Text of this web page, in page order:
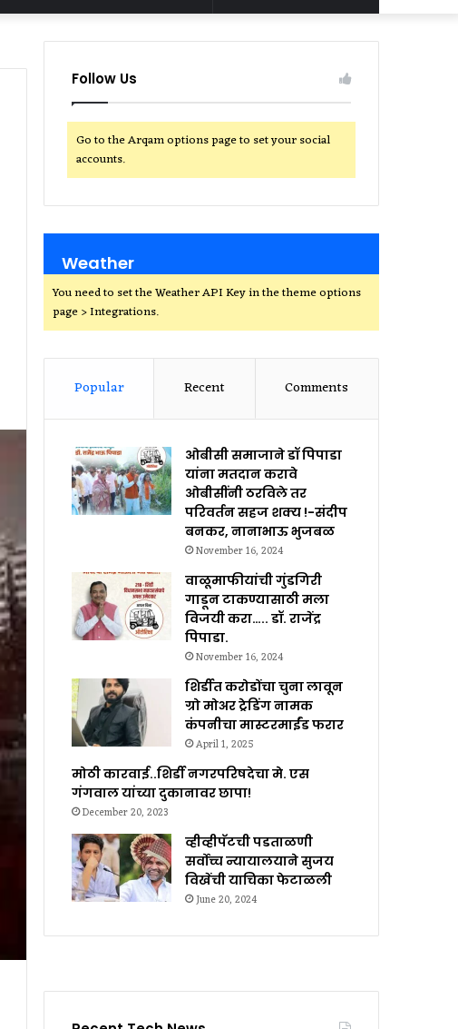
for
Follow Us
Go to the Arqam options page to set your social
accounts.
Weather
You need to set the Weather API Key in the theme options
page > Integrations.
Popular Recent Comments
ओबीसी समाजाने डॉ पिपाडा
यांना मतदान करावे
ओबीसींनी ठरविले तर
परिवर्तन सहज शक्य !-संदीप
बनकर, नानाभाऊ भुजबळ
November 16, 2024
वाळूमाफीयांची गुंडगिरी
गाडून टाकण्यासाठी मला
विजयी करा….. डॉ. राजेंद्र
पिपाडा.
November 16, 2024
शिर्डीत करोडोंचा चुना लावून
ग्रो मोअर ट्रेडिंग नामक
कंपनीचा मास्टरमाईंड फरार
April 1, 2025
मोठी कारवाई..शिर्डी नगरपरिषदेचा मे. एस
गंगवाल यांच्या दुकानावर छापा!
December 20, 2023
व्हीव्हीपॅटची पडताळणी
सर्वोच्च न्यायालयाने सुजय
विखेंची याचिका फेटाळली
June 20, 2024